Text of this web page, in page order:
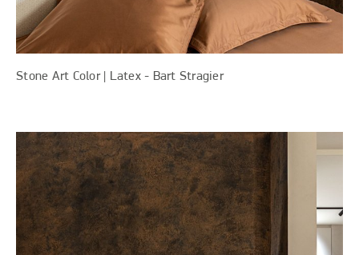
Stone Art Color | Latex - Bart Stragier